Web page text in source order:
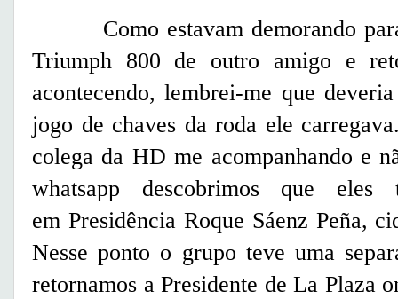
Como estavam demorando para
Triumph 800 de outro amigo e
acontecendo, lembrei-me que
jogo de chaves da roda ele
colega da HD me acompanhando e
whatsapp descobrimos que
em Presidência Roque Sáenz Peña,
Nesse ponto o grupo teve uma
retornamos a Presidente de La Plaza